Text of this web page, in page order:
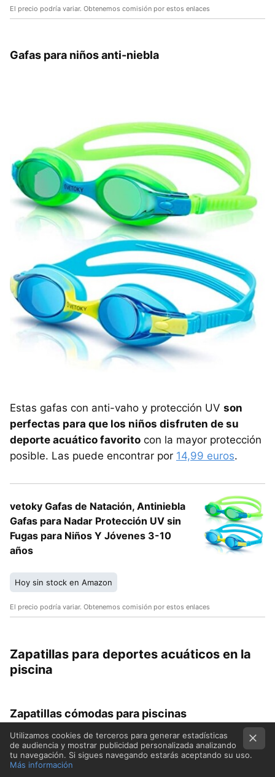
El precio podría variar. Obtenemos comisión por estos enlaces
Gafas para niños anti-niebla
Estas gafas con anti-vaho y protección UV son
perfectas para que los niños disfruten de su
deporte acuático favorito con la mayor protección
posible. Las puede encontrar por 14,99 euros.
vetoky Gafas de Natación, Antiniebla
Gafas para Nadar Protección UV sin
Fugas para Niños Y Jóvenes 3-10
años
Hoy sin stock en Amazon
El precio podría variar. Obtenemos comisión por estos enlaces
Zapatillas para deportes acuáticos en la
piscina
Zapatillas cómodas para piscinas
Utilizamos cookies de terceros para generar estadísticas
de audiencia y mostrar publicidad personalizada analizando
tu navegación. Si sigues navegando estarás aceptando su uso.
Más información